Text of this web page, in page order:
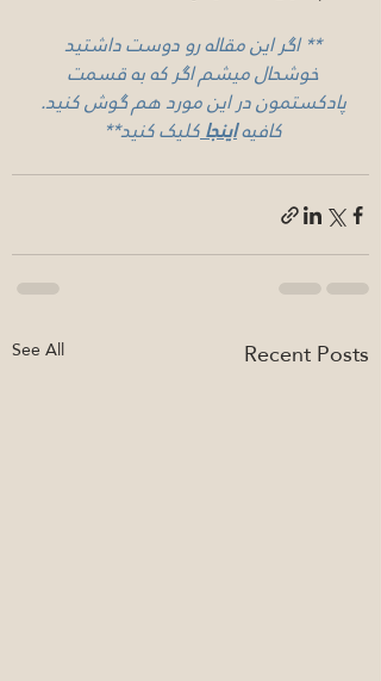
** اگر این مقاله رو دوست داشتید
خوشحال میشم اگر که به قسمت
پادکستمون در این مورد هم گوش کنید.
کافیه اینجا کلیک کنید**
Recent Posts
See All